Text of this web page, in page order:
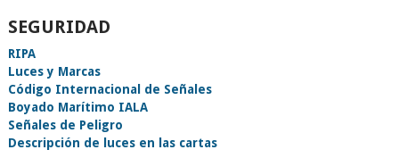
SEGURIDAD
RIPA
Luces y Marcas
Código Internacional de Señales
Boyado Marítimo IALA
Señales de Peligro
Descripción de luces en las cartas